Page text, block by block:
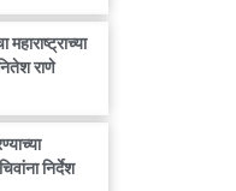
राणे
निर्देश